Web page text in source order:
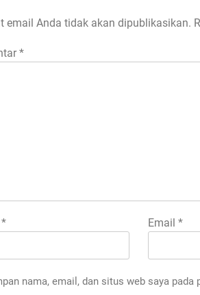
email Anda tidak akan dipublikasikan.
*
* Email *
nama, email, dan situs web saya